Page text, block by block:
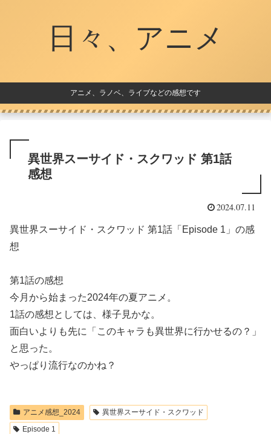
日々、アニメ
アニメ、ラノベ、ライブなどの感想です
異世界スーサイド・スクワッド 第1話
感想
2024.07.11
異世界スーサイド・スクワッド 第1話「Episode 1」の感
想
第1話の感想
今月から始まった2024年の夏アニメ。
1話の感想としては、様子見かな。
面白いよりも先に「このキャラも異世界に行かせるの？」
と思った。
やっぱり流行なのかね？
アニメ感想_2024
異世界スーサイド・スクワッド
Episode 1